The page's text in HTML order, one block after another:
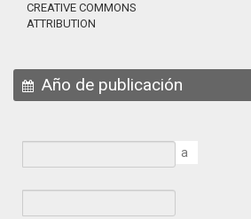
CREATIVE COMMONS
ATTRIBUTION
Año de publicación
a